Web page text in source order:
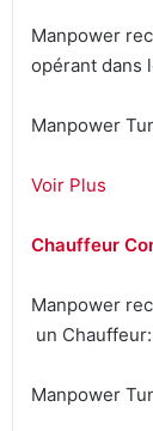
Manpower
opérant dans
Manpower
Voir Plus
Chauffeur
Manpower
un
Manpower